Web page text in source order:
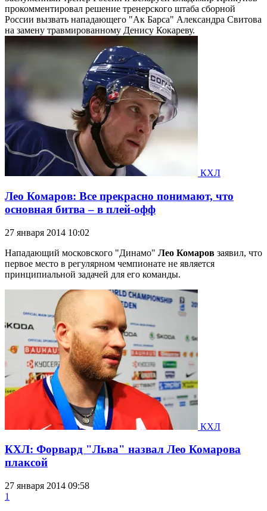
прокомментировал решение тренерского штаба сборной
России вызвать нападающего "Ак Барса" Александра Свитова
на замену травмированному Денису Кокареву.
КХЛ
Лео Комаров: Все прекрасно понимают, что
основная битва – в плей-офф
27 января 2014 10:02
Нападающий московского "Динамо" Лео Комаров заявил, что
первое место в регулярном чемпионате не является
принципиальной задачей для его команды.
КХЛ
КХЛ: Форвард "Льва" назвал Лео Комарова
плаксой
27 января 2014 09:58
1